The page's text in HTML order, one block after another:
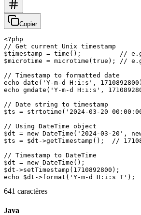
Copier
<?php
// Get current Unix timestamp
$timestamp = time();          //
$microtime = microtime(true); //
// Timestamp to formatted date
echo date('Y-m-d H:i:s',
echo gmdate('Y-m-d H:i:s',
// Date string to timestamp
$ts = strtotime('2024-03-20
// Using DateTime object
$dt = new DateTime('2024-03-20',
$ts = $dt->getTimestamp();  //
// Timestamp to DateTime
$dt = new DateTime();
$dt->setTimestamp(1710892800);
641 caractères
Java